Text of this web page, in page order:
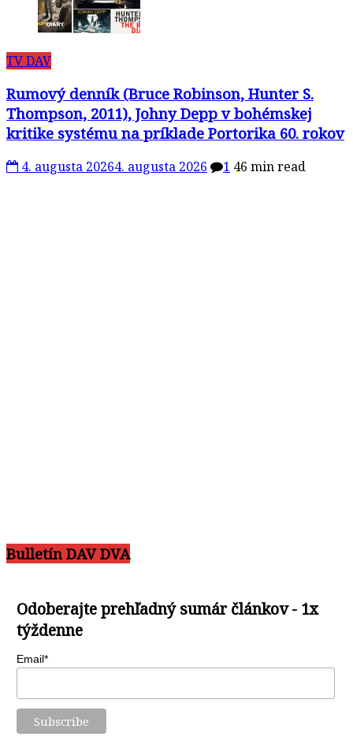
TV DAV
Rumový denník (Bruce Robinson, Hunter S.
Thompson, 2011), Johny Depp v bohémskej
kritike systému na príklade Portorika 60. rokov
4. augusta 20264. augusta 2026 1 46 min read
Bulletín DAV DVA
Odoberajte prehľadný sumár článkov - 1x
týždenne
Email*